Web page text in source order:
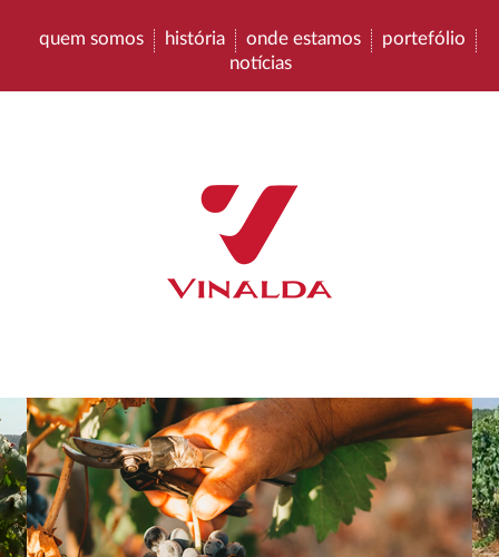
quem somos história onde estamos
portefólio
notícias